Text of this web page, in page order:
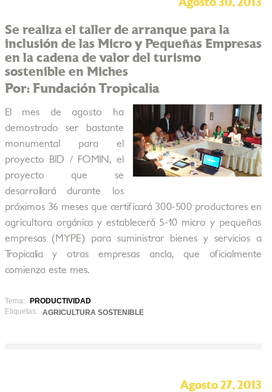
Agosto 30, 2013
Se realiza el taller de arranque para la
inclusión de las Micro y Pequeñas Empresas
en la cadena de valor del turismo
sostenible en Miches
Por: Fundación Tropicalia
El mes de agosto ha
demostrado ser bastante
monumental para el
proyecto BID / FOMIN, el
proyecto que se
desarrollará durante los
próximos 36 meses que certificará 300-500 productores en
agricultora orgánica y establecerá 5-10 micro y pequeñas
empresas (MYPE) para suministrar bienes y servicios a
Tropicalia y otras empresas ancla, que oficialmente
comienza este mes.
Tema:
PRODUCTIVIDAD
Etiquetas:
AGRICULTURA SOSTENIBLE
Agosto 27, 2013